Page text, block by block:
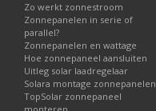
Zo werkt zonnestroom
Zonnepanelen in serie of
parallel?
Zonnepanelen en wattage
Hoe zonnepaneel aansluiten
Uitleg solar laadregelaar
Solara montage zonnepanelen
TopSolar zonnepaneel